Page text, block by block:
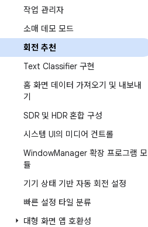
작업 관리자
소매 데모 모드
회전 추천
Text Classifier 구현
홈 화면 데이터 가져오기 및 내보내
기
SDR 및 HDR 혼합 구성
시스템 UI의 미디어 컨트롤
WindowManager 확장 프로그램 모
듈
기기 상태 기반 자동 회전 설정
빠른 설정 타일 분류
대형 화면 앱 호환성